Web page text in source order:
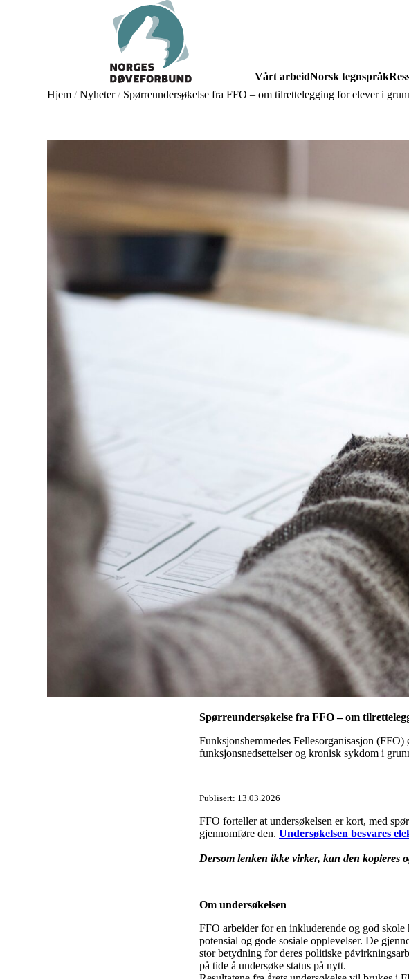
Vårt arbeidNorsk tegnspråk
Hjem / Nyheter / Spørreundersøkelse fra FFO – om tilrettelegging for elever i
Spørreundersøkelse fra FFO – om
Funksjonshemmedes Fellesorganisasjon
funksjonsnedsettelser og kronisk sykdom i
Publisert: 13.03.2026
FFO forteller at undersøkelsen er kort, med
gjennomføre den. Undersøkelsen besvares
Dersom lenken ikke virker, kan den kopieres
Om undersøkelsen
FFO arbeider for en inkluderende og god
potensial og gode sosiale opplevelser. De
stor betydning for deres politiske
på tide å undersøke status på nytt.